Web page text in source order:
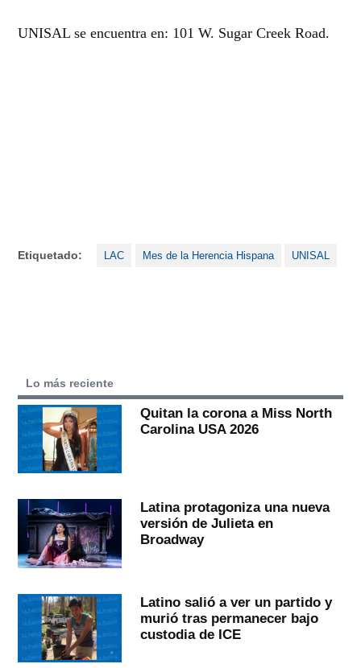
UNISAL se encuentra en: 101 W. Sugar Creek Road.
Etiquetado: LAC Mes de la Herencia Hispana UNISAL
Lo más reciente
Quitan la corona a Miss North
Carolina USA 2026
Latina protagoniza una nueva
versión de Julieta en
Broadway
Latino salió a ver un partido y
murió tras permanecer bajo
custodia de ICE